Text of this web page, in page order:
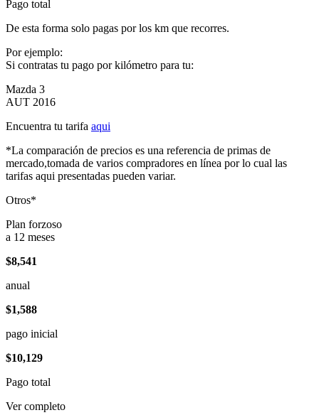
Pago total
De esta forma solo pagas por los km que recorres.
Por ejemplo:
Si contratas tu pago por kilómetro para tu:
Mazda 3
AUT 2016
Encuentra tu tarifa aqui
*La comparación de precios es una referencia de primas de
mercado,tomada de varios compradores en línea por lo cual las
tarifas aqui presentadas pueden variar.
Otros*
Plan forzoso
a 12 meses
$8,541
anual
$1,588
pago inicial
$10,129
Pago total
Ver completo